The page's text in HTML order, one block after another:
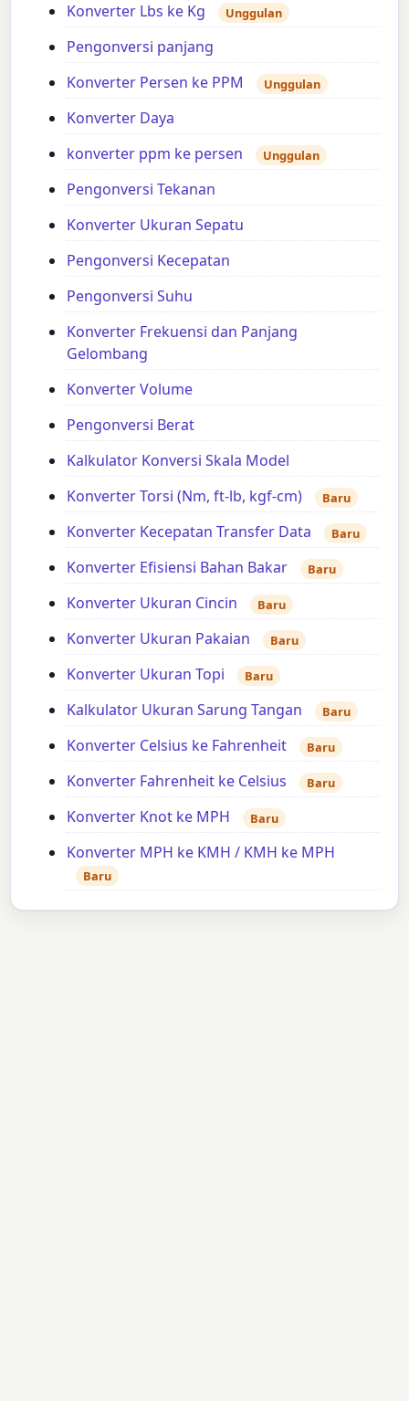
Konverter Lbs ke Kg
Unggulan
Pengonversi panjang
Konverter Persen ke PPM
Unggulan
Konverter Daya
konverter ppm ke persen
Unggulan
Pengonversi Tekanan
Konverter Ukuran Sepatu
Pengonversi Kecepatan
Pengonversi Suhu
Konverter Frekuensi dan Panjang
Gelombang
Konverter Volume
Pengonversi Berat
Kalkulator Konversi Skala Model
Konverter Torsi (Nm, ft-lb, kgf-cm)
Baru
Konverter Kecepatan Transfer Data Baru
Konverter Efisiensi Bahan Bakar Baru
Konverter Ukuran Cincin Baru
Konverter Ukuran Pakaian Baru
Konverter Ukuran Topi Baru
Kalkulator Ukuran Sarung Tangan Baru
Konverter Celsius ke Fahrenheit Baru
Konverter Fahrenheit ke Celsius Baru
Konverter Knot ke MPH Baru
Konverter MPH ke KMH / KMH ke MPH
Baru